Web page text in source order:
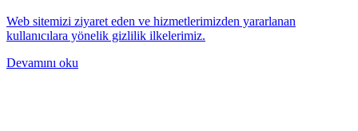
Web sitemizi ziyaret eden ve hizmetlerimizden yararlanan
kullanıcılara yönelik gizlilik ilkelerimiz.
Devamını oku